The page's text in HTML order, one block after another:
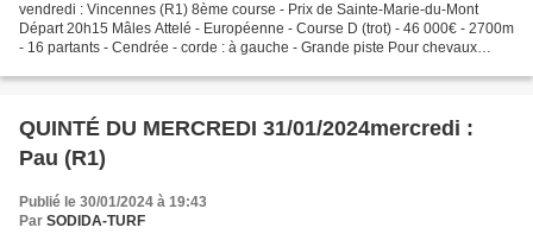
vendredi : Vincennes (R1) 8ème course - Prix de Sainte-Marie-du-Mont
Départ 20h15 Mâles Attelé - Européenne - Course D (trot) - 46 000€ - 2700m
- 16 partants - Cendrée - corde : à gauche - Grande piste Pour chevaux
QUINTÉ DU MERCREDI 31/01/2024mercredi :
Pau (R1)
Publié le 30/01/2024 à 19:43
Par SODIDA-TURF